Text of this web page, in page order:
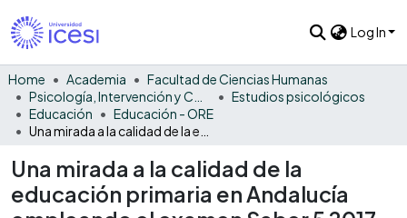
Log In
Home Academia
Facultad de Ciencias Humanas
Estudios psicológicos
Educación
Educación - ORE
Una mirada a la calidad de la
educación primaria en Andalucía